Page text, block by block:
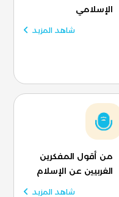
الإسلامي
شاهد المزيد
من أقول المفكرين
الغربيين عن الإسلام
شاهد المزيد